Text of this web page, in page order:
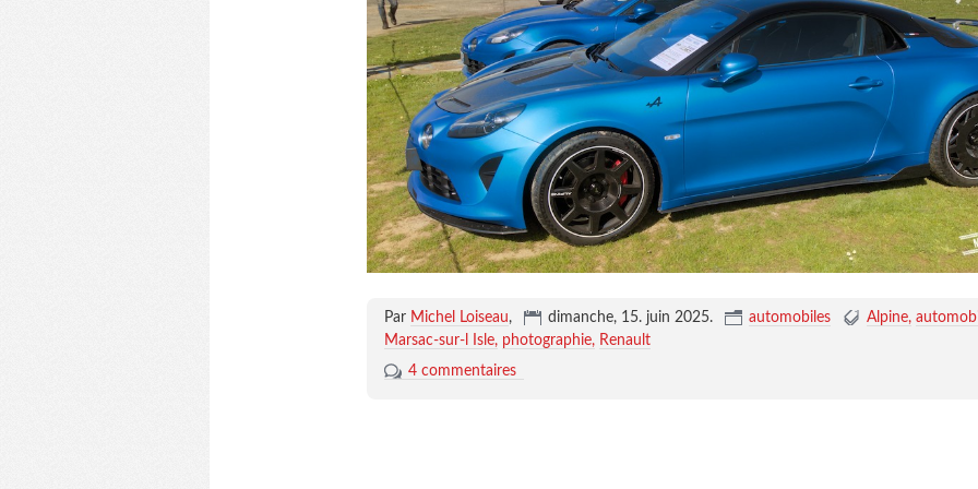
Par Michel Loiseau, dimanche, 15. juin 2025. automobiles Alpine
Marsac-sur-l Isle photographie
Renault
4 commentaires